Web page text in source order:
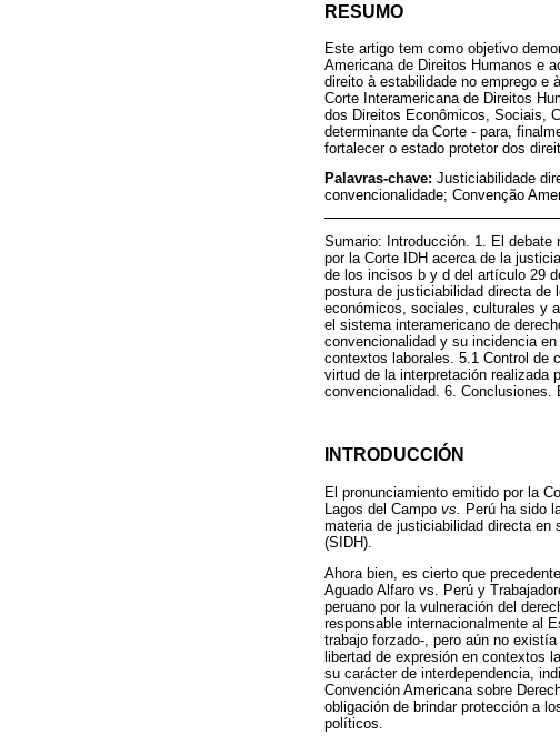
RESUMO
Este artigo tem como objetivo
Americana de Direitos Humanos e
direito à estabilidade no emprego e
Corte Interamericana de Direitos
dos Direitos Econômicos, Sociais,
determinante da Corte - para,
fortalecer o estado protetor dos
Palavras-chave: Justiciabilidade
convencionalidade; Convenção
Sumario: Introducción. 1. El debate
por la Corte IDH acerca de la
de los incisos b y d del artículo 29
postura de justiciabilidad directa de
económicos, sociales, culturales y
el sistema interamericano de
convencionalidad y su incidencia
contextos laborales. 5.1 Control de
virtud de la interpretación realizada
convencionalidad. 6. Conclusiones.
INTRODUCCIÓN
El pronunciamiento emitido por la
Lagos del Campo vs.
Perú ha sido
materia de justiciabilidad directa en
(SIDH).
Ahora bien, es cierto que
Aguado Alfaro vs. Perú y
peruano por la vulneración del
responsable internacionalmente al
trabajo forzado-, pero aún no
libertad de expresión en contextos
su carácter de interdependencia,
Convención Americana sobre
obligación de brindar protección a
políticos.